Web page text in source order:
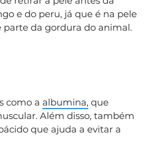
e do peru, já que é na pele
da gordura do animal.
como a albumina, que
Além disso, também
que ajuda a evitar a